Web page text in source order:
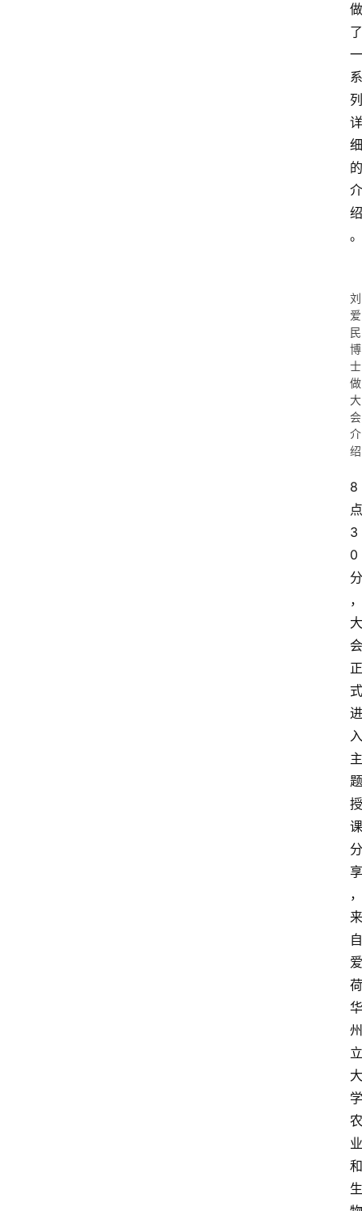
做
了
一
系
列
详
细
的
介
绍
。
刘
爱
民
博
士
做
大
会
介
绍
8
点
3
0
分
，
大
会
正
式
进
入
主
题
授
课
分
享
，
来
自
爱
荷
华
州
立
大
学
农
业
和
生